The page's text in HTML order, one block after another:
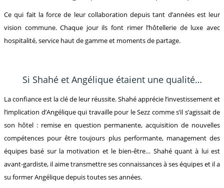
Ce qui fait la force de leur collaboration depuis tant d’années est leur
vision commune. Chaque jour ils font rimer l’hôtellerie de luxe avec
hospitalité, service haut de gamme et moments de partage.
Si Shahé et Angélique étaient une qualité…
La confiance est la clé de leur réussite. Shahé apprécie l’investissement et
l’implication d’Angélique qui travaille pour le Sezz comme s’il s’agissait de
son hôtel : remise en question permanente, acquisition de nouvelles
compétences pour être toujours plus performante, management des
équipes basé sur la motivation et le bien-être… Shahé quant à lui est
avant-gardiste, il aime transmettre ses connaissances à ses équipes et il a
su former Angélique depuis toutes ses années.